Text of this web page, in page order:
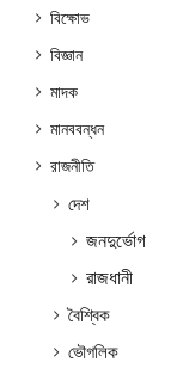
বিক্ষোভ
বিজ্ঞান
মাদক
মানববন্ধন
রাজনীতি
দেশ
জনদুর্ভোগ
রাজধানী
বৈশ্বিক
ভৌগলিক